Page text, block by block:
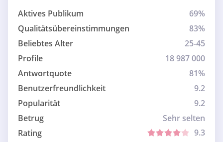
Aktives Publikum
69%
Qualitätsübereinstimmungen
83%
Beliebtes Alter
25-45
Profile
18 987 000
Antwortquote
81%
Benutzerfreundlichkeit
9.2
Popularität
9.2
Betrug
Sehr selten
Rating
9.3